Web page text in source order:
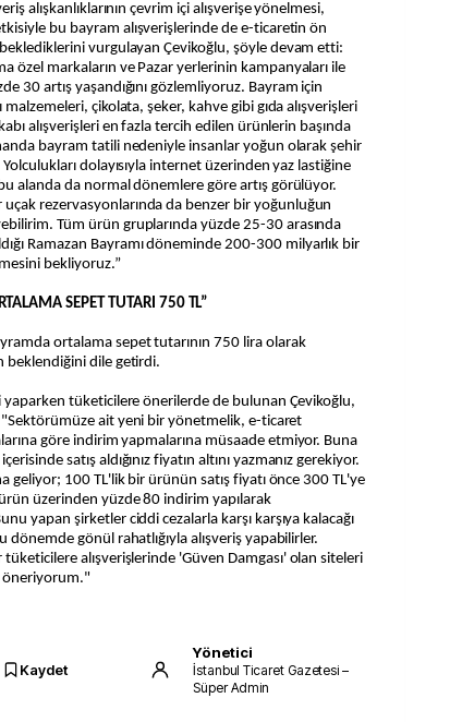
alışkanlıklarının çevrim içi alışverişe yönelmesi,
bu bayram alışverişlerinde de e-ticaretin ön
beklediklerini vurgulayan Çevikoğlu, şöyle devam etti:
özel markaların ve Pazar yerlerinin kampanyaları ile
30 artış yaşandığını gözlemliyoruz. Bayram için
malzemeleri, çikolata, şeker, kahve gibi gıda alışverişleri
alışverişleri en fazla tercih edilen ürünlerin başında
bayram tatili nedeniyle insanlar yoğun olarak şehir
Yolculukları dolayısıyla internet üzerinden yaz lastiğine
alanda da normal dönemlere göre artış görülüyor.
uçak rezervasyonlarında da benzer bir yoğunluğun
Tüm ürün gruplarında yüzde 25-30 arasında
Ramazan Bayramı döneminde 200-300 milyarlık bir
bekliyoruz.”
SEPET TUTARI 750 TL”
ortalama sepet tutarının 750 lira olarak
beklendiğini dile getirdi.
yaparken tüketicilere önerilerde de bulunan Çevikoğlu,
ait yeni bir yönetmelik, e-ticaret
göre indirim yapmalarına müsaade etmiyor. Buna
satış aldığınız fiyatın altını yazmanız gerekiyor.
geliyor; 100 TL'lik bir ürünün satış fiyatı önce 300 TL'ye
ürün üzerinden yüzde 80 indirim yapılarak
yapan şirketler ciddi cezalarla karşı karşıya kalacağı
dönemde gönül rahatlığıyla alışveriş yapabilirler.
alışverişlerinde 'Güven Damgası' olan siteleri
öneriyorum."
Kaydet
Yönetici
İstanbul Ticaret Gazetesi –
Süper Admin